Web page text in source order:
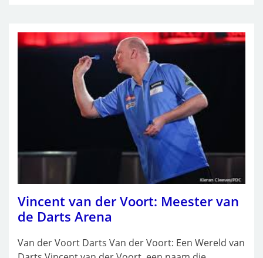
Vincent van der Voort: Meester van
de Darts Arena
Van der Voort Darts Van der Voort: Een Wereld van